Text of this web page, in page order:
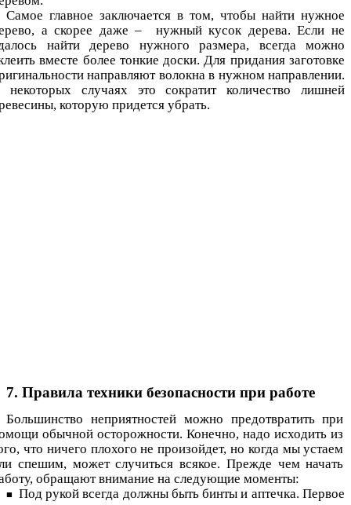
Самое главное заключается в том, чтобы найти нужное
а скорее даже – нужный кусок дерева. Если не
найти дерево нужного размера, всегда можно
вместе более тонкие доски. Для придания заготовке
направляют волокна в нужном направлении.
некоторых случаях это сократит количество лишней
которую придется убрать.
7. Правила техники безопасности при работе
Большинство неприятностей можно предотвратить при
обычной осторожности. Конечно, надо исходить из
что ничего плохого не произойдет, но когда мы устаем
спешим, может случиться всякое. Прежде чем начать
обращают внимание на следующие моменты:
Под рукой всегда должны быть бинты и аптечка. Первое